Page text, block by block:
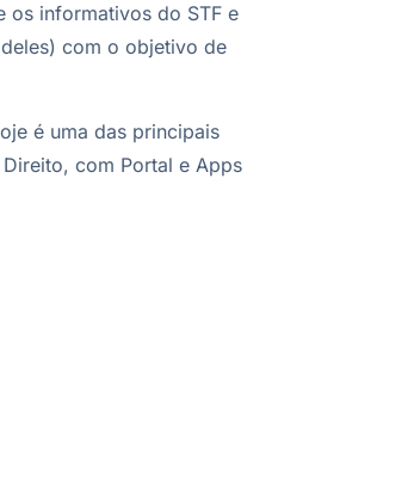
os informativos do STF e
com o objetivo de
é uma das principais
com Portal e Apps